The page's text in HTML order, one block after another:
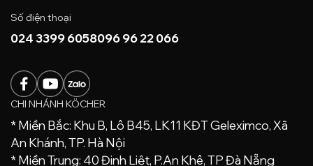
Số điện thoại
024 3399 6058096 96 22 066
CHI NHÁNH KÖCHER
* Miền Bắc: Khu B, Lô B45, LK11 KĐT Geleximco, Xã
An Khánh, TP. Hà Nội
* Miền Trung: 40 Đinh Liệt, P.An Khê, TP Đà Nẵng